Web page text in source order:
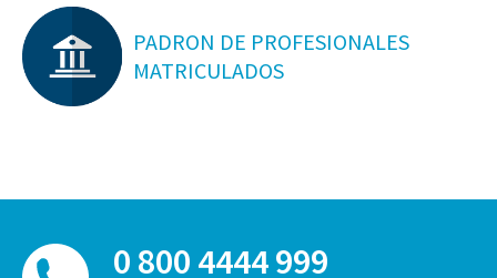
PADRON DE PROFESIONALES
MATRICULADOS
0 800 4444 999